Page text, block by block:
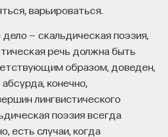
варьироваться.
— скальдическая поэзия,
речь должна быть
образом, доведен,
конечно,
лингвистического
поэзия всегда
есть случаи, когда
ПАРТНЁР ПРОЕКТА